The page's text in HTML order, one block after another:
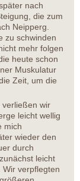
nach
die zum
Neipperg.
zu schwinden
mehr folgen
heute schon
Muskulatur
Zeit, um die
verließen wir
leicht wellig
mich
wieder den
durch
leicht
verpflegten